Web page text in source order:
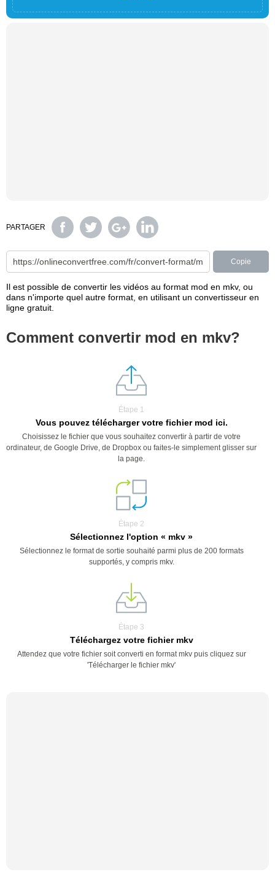
PARTAGER
Copie
Il est possible de convertir les vidéos au format mod en mkv, ou
dans n'importe quel autre format, en utilisant un convertisseur en
ligne gratuit.
Comment convertir mod en mkv?
Étape 1
Vous pouvez télécharger votre fichier mod ici.
Choisissez le fichier que vous souhaitez convertir à partir de votre
ordinateur, de Google Drive, de Dropbox ou faites-le simplement glisser sur
la page.
Étape 2
Sélectionnez l'option « mkv »
Sélectionnez le format de sortie souhaité parmi plus de 200 formats
supportés, y compris mkv.
Étape 3
Téléchargez votre fichier mkv
Attendez que votre fichier soit converti en format mkv puis cliquez sur
'Télécharger le fichier mkv'